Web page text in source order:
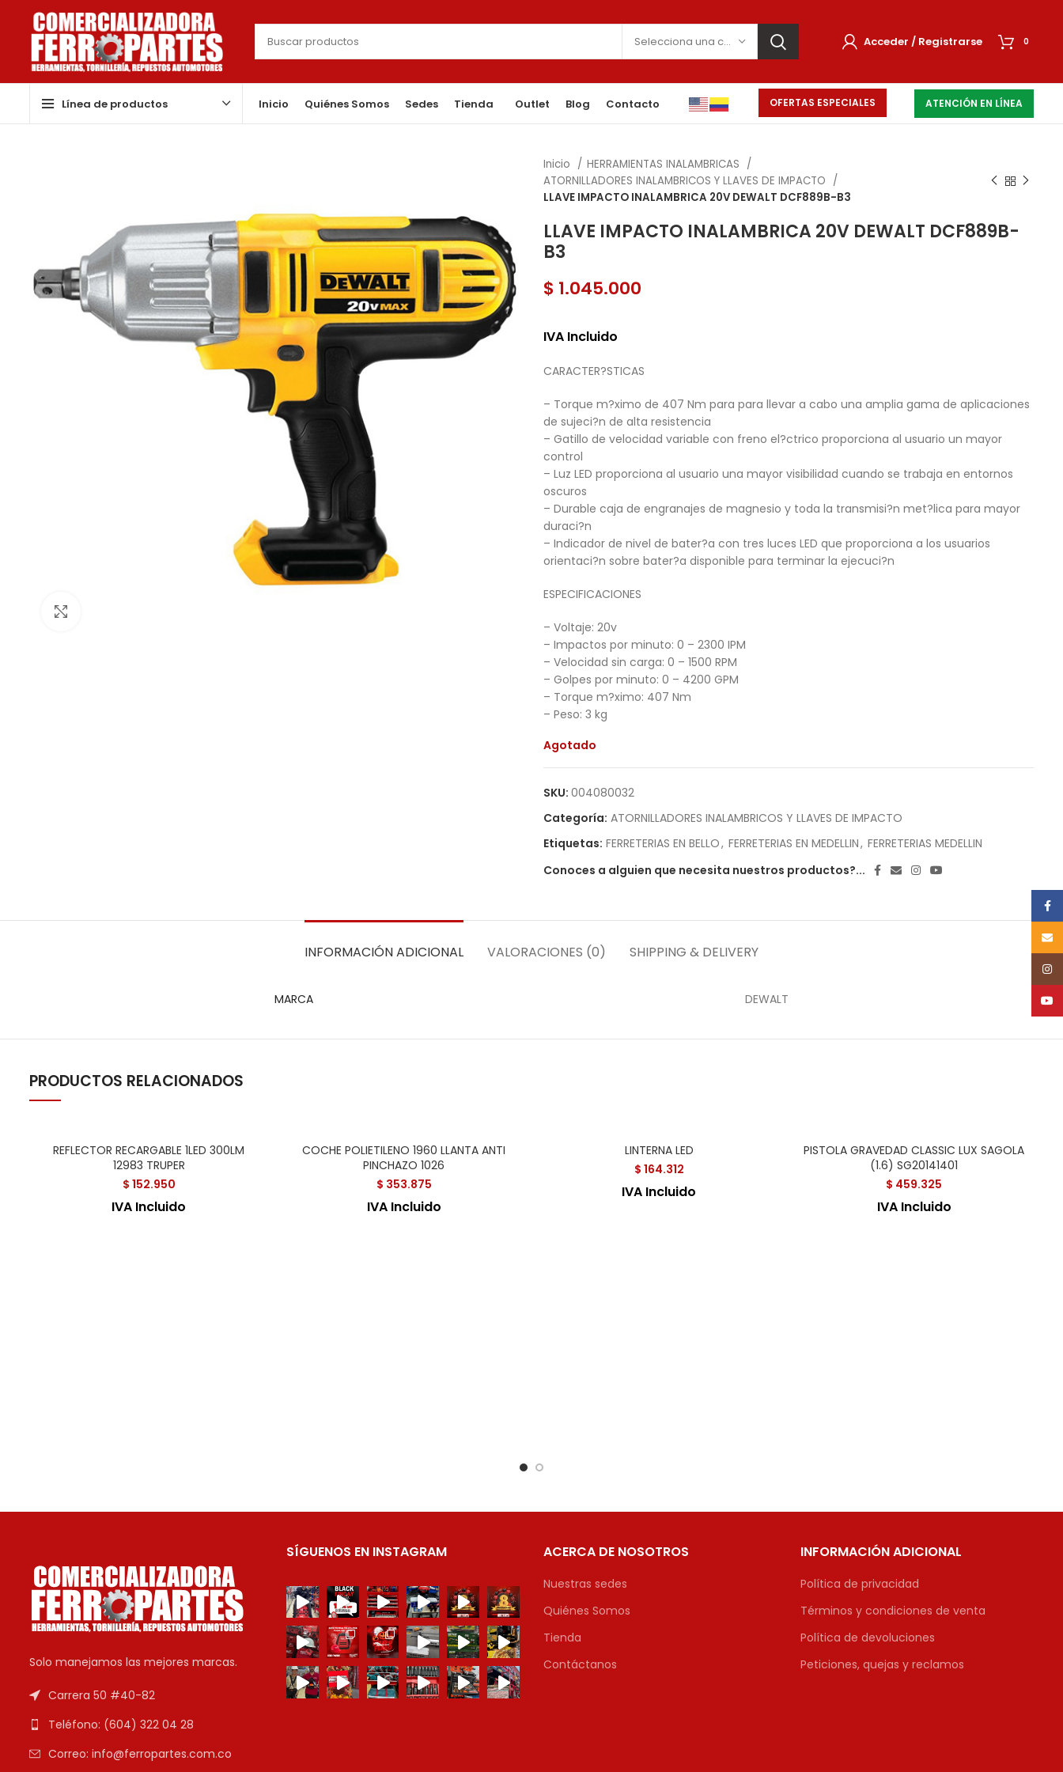
Selecciona una categoría Acceder / Registrarse 0
Línea de productos Inicio Quiénes Somos Sedes Tienda Outlet Blog Contacto OFERTAS ESPECIALES ATENCIÓN EN LÍNEA
Inicio
HERRAMIENTAS INALAMBRICAS
ATORNILLADORES INALAMBRICOS Y LLAVES DE IMPACTO
LLAVE IMPACTO INALAMBRICA 20V DEWALT DCF889B-B3
LLAVE IMPACTO INALAMBRICA 20V DEWALT DCF889B-
B3
$ 1.045.000
IVA Incluido
CARACTER?STICAS
– Torque m?ximo de 407 Nm para para llevar a cabo una amplia gama de aplicaciones
de sujeci?n de alta resistencia
– Gatillo de velocidad variable con freno el?ctrico proporciona al usuario un mayor
control
– Luz LED proporciona al usuario una mayor visibilidad cuando se trabaja en entornos
oscuros
– Durable caja de engranajes de magnesio y toda la transmisi?n met?lica para mayor
duraci?n
– Indicador de nivel de bater?a con tres luces LED que proporciona a los usuarios
orientaci?n sobre bater?a disponible para terminar la ejecuci?n
ESPECIFICACIONES
– Voltaje: 20v
– Impactos por minuto: 0 – 2300 IPM
– Velocidad sin carga: 0 – 1500 RPM
– Golpes por minuto: 0 – 4200 GPM
– Torque m?ximo: 407 Nm
– Peso: 3 kg
Agotado
SKU: 004080032
Categoría: ATORNILLADORES INALAMBRICOS Y LLAVES DE IMPACTO
Etiquetas: FERRETERIAS EN BELLO, FERRETERIAS EN MEDELLIN, FERRETERIAS MEDELLIN
Conoces a alguien que necesita nuestros productos?...
INFORMACIÓN ADICIONAL VALORACIONES (0) SHIPPING & DELIVERY
MARCA DEWALT
PRODUCTOS RELACIONADOS
REFLECTOR RECARGABLE 1LED 300LM
12983 TRUPER
$ 152.950
IVA Incluido
COCHE POLIETILENO 1960 LLANTA ANTI
PINCHAZO 1026
$ 353.875
IVA Incluido
LINTERNA LED
$ 164.312
IVA Incluido
PISTOLA GRAVEDAD CLASSIC LUX SAGOLA
(1.6) SG20141401
$ 459.325
IVA Incluido
Solo manejamos las mejores marcas.
Carrera 50 #40-82
Teléfono: (604) 322 04 28
Correo: info@ferropartes.com.co
SÍGUENOS EN INSTAGRAM ACERCA DE NOSOTROS
Nuestras sedes
Quiénes Somos
Tienda
Contáctanos
INFORMACIÓN ADICIONAL
Política de privacidad
Términos y condiciones de venta
Política de devoluciones
Peticiones, quejas y reclamos
Email